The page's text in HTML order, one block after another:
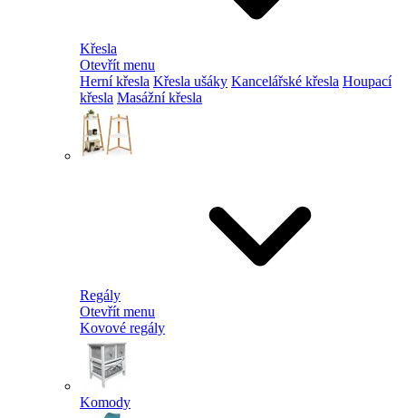
Křesla
Otevřít menu
Herní křesla Křesla ušáky Kancelářské křesla Houpací
křesla Masážní křesla
Regály
Otevřít menu
Kovové regály
Komody